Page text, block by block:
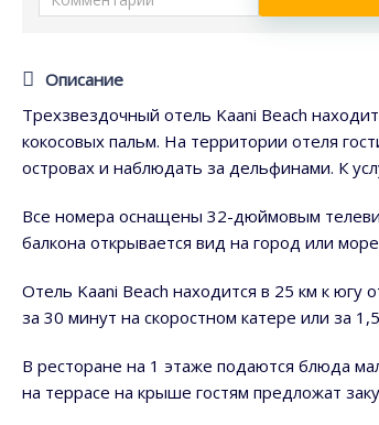
Описание
Трехзвездочный отель Kaani Beach
кокосовых пальм. На территории отеля
островах и наблюдать за дельфинами. К
Все номера оснащены 32-дюймовым
балкона открывается вид на город или
Отель Kaani Beach находится в 25 км к
за 30 минут на скоростном катере или за
В ресторане на 1 этаже подаются блюда
на террасе на крыше гостям предложат